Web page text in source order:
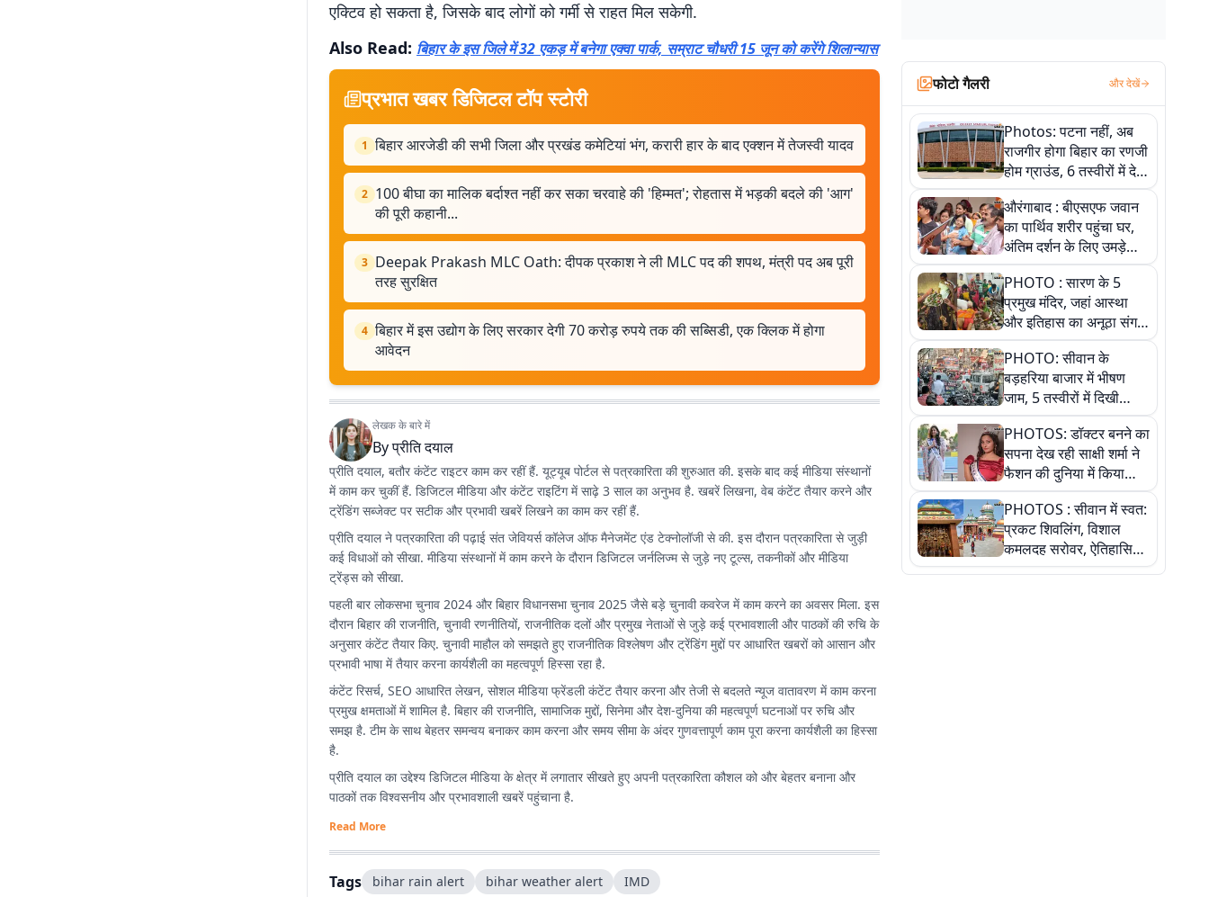
एक्टिव हो सकता है, जिसके बाद लोगों को गर्मी से राहत मिल सकेगी.
Also Read: बिहार के इस जिले में 32 एकड़ में बनेगा एक्वा पार्क, सम्राट चौधरी 15 जून को करेंगे शिलान्यास
प्रभात खबर डिजिटल टॉप स्टोरी
1 बिहार आरजेडी की सभी जिला और प्रखंड कमेटियां भंग, करारी हार के बाद एक्शन में तेजस्वी यादव
2 100 बीघा का मालिक बर्दाश्त नहीं कर सका चरवाहे की 'हिम्मत'; रोहतास में भड़की बदले की 'आग'
की पूरी कहानी...
3 Deepak Prakash MLC Oath: दीपक प्रकाश ने ली MLC पद की शपथ, मंत्री पद अब पूरी
तरह सुरक्षित
4 बिहार में इस उद्योग के लिए सरकार देगी 70 करोड़ रुपये तक की सब्सिडी, एक क्लिक में होगा
आवेदन
लेखक के बारे में
Byप्रीति दयाल
प्रीति दयाल, बतौर कंटेंट राइटर काम कर रहीं हैं. यूट्यूब पोर्टल से पत्रकारिता की शुरुआत की. इसके बाद कई मीडिया संस्थानों
में काम कर चुकीं हैं. डिजिटल मीडिया और कंटेंट राइटिंग में साढ़े 3 साल का अनुभव है. खबरें लिखना, वेब कंटेंट तैयार करने और
ट्रेंडिंग सब्जेक्ट पर सटीक और प्रभावी खबरें लिखने का काम कर रहीं हैं.
प्रीति दयाल ने पत्रकारिता की पढ़ाई संत जेवियर्स कॉलेज ऑफ मैनेजमेंट एंड टेक्नोलॉजी से की. इस दौरान पत्रकारिता से जुड़ी
कई विधाओं को सीखा. मीडिया संस्थानों में काम करने के दौरान डिजिटल जर्नलिज्म से जुड़े नए टूल्स, तकनीकों और मीडिया
ट्रेंड्स को सीखा.
पहली बार लोकसभा चुनाव 2024 और बिहार विधानसभा चुनाव 2025 जैसे बड़े चुनावी कवरेज में काम करने का अवसर मिला. इस
दौरान बिहार की राजनीति, चुनावी रणनीतियों, राजनीतिक दलों और प्रमुख नेताओं से जुड़े कई प्रभावशाली और पाठकों की रुचि के
अनुसार कंटेंट तैयार किए. चुनावी माहौल को समझते हुए राजनीतिक विश्लेषण और ट्रेंडिंग मुद्दों पर आधारित खबरों को आसान और
प्रभावी भाषा में तैयार करना कार्यशैली का महत्वपूर्ण हिस्सा रहा है.
कंटेंट रिसर्च, SEO आधारित लेखन, सोशल मीडिया फ्रेंडली कंटेंट तैयार करना और तेजी से बदलते न्यूज वातावरण में काम करना
प्रमुख क्षमताओं में शामिल है. बिहार की राजनीति, सामाजिक मुद्दों, सिनेमा और देश-दुनिया की महत्वपूर्ण घटनाओं पर रुचि और
समझ है. टीम के साथ बेहतर समन्वय बनाकर काम करना और समय सीमा के अंदर गुणवत्तापूर्ण काम पूरा करना कार्यशैली का हिस्सा
है.
प्रीति दयाल का उद्देश्य डिजिटल मीडिया के क्षेत्र में लगातार सीखते हुए अपनी पत्रकारिता कौशल को और बेहतर बनाना और
पाठकों तक विश्वसनीय और प्रभावशाली खबरें पहुंचाना है.
Read More
Tags bihar rain alert bihar weather alert IMD
फोटो गैलरी और देखें
Photos: पटना नहीं, अब
राजगीर होगा बिहार का रणजी
होम ग्राउंड, 6 तस्वीरों में देखें
नए स्टेडियम की पूरी कहानी
औरंगाबाद : बीएसएफ जवान
का पार्थिव शरीर पहुंचा घर,
अंतिम दर्शन के लिए उमड़े
लोग
PHOTO : सारण के 5
प्रमुख मंदिर, जहां आस्था
और इतिहास का अनूठा संगम,
तस्वीरों में जानिए
PHOTO: सीवान के
बड़हरिया बाजार में भीषण
जाम, 5 तस्वीरों में दिखी
अव्यवस्था
PHOTOS: डॉक्टर बनने का
सपना देख रही साक्षी शर्मा ने
फैशन की दुनिया में किया
कमाल,जानिए बेगूसराय की
बेटी ने कैसे दी अपने सपनों
को उड़ान
PHOTOS : सीवान में स्वत:
प्रकट शिवलिंग, विशाल
कमलदह सरोवर, ऐतिहासिक
महेंद्रनाथ मंदिर और घंटाघर